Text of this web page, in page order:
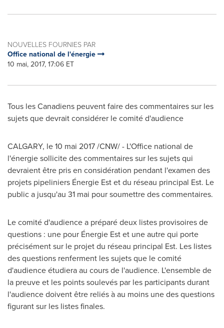
NOUVELLES FOURNIES PAR
Office national de l'énergie
10 mai, 2017, 17:06 ET
Tous les Canadiens peuvent faire des commentaires sur les
sujets que devrait considérer le comité d'audience
CALGARY, le 10 mai 2017 /CNW/ - L'Office national de
l'énergie sollicite des commentaires sur les sujets qui
devraient être pris en considération pendant l'examen des
projets pipeliniers Énergie Est et du réseau principal Est. Le
public a jusqu'au 31 mai pour soumettre des commentaires.
Le comité d'audience a préparé deux listes provisoires de
questions : une pour Énergie Est et une autre qui porte
précisément sur le projet du réseau principal Est. Les listes
des questions renferment les sujets que le comité
d'audience étudiera au cours de l'audience. L'ensemble de
la preuve et les points soulevés par les participants durant
l'audience doivent être reliés à au moins une des questions
figurant sur les listes finales.